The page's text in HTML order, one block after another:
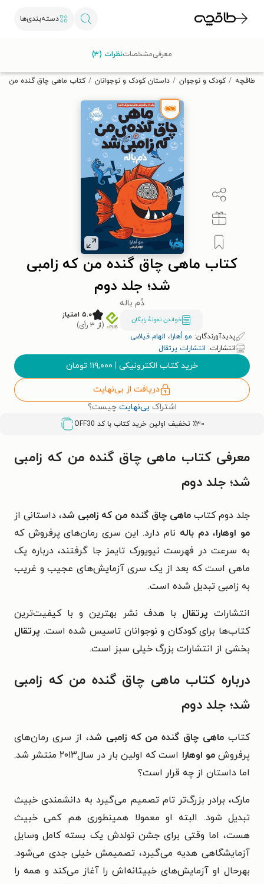
دسته‌بندی‌ها
تخفیف از طاقچه دریافت کن.
طاقچه کودک و نوجوان داستان کودک و نوجوانان کتاب ماهی چاق گنده من
کتاب ماهی چاق گنده من که زامبی
شد؛ جلد دوم
دُم‌ باله
خواندن نمونۀ رایگان
۵.۰ امتیاز
(از ۳ رأی)
پدیدآورندگان: مو اُهارا، الهام فیاضی
انتشارات: انتشارات پرتقال
خرید کتاب الکترونیکی | ۱۱۹,۰۰۰ تومان
دریافت از بی‌نهایت
اشتراک بی‌نهایت چیست؟
٪۳۰ تخفیف اولین خرید کتاب با کد OFF30
معرفیمشخصاتنظرات (۳)
معرفی کتاب ماهی چاق گنده من که زامبی
شد؛ جلد دوم
جلد دوم کتابماهی چاق گنده من که زامبی شد، داستانی از
مو اوهارا، دم باله نام دارد. این سری رمان‌های پرفروش که
به سرعت در فهرست نیویورک تایمز جا گرفتند، درباره یک
ماهی است که بعد از یک سری آزمایش‌های عجیب و غریب
به زامبی تبدیل شده است.
انتشارات پرتقال با هدف نشر بهترین و با کیفیت‌ترین
کتاب‌ها برای کودکان و نوجوانان تاسیس شده است. پرتقال
بخشی از انتشارات بزرگ خیلی سبز است.
درباره کتاب ماهی چاق گنده من که زامبی
شد؛ جلد دوم
کتابماهی چاق گنده‌ من که زامبی شد، از سری رمان‌های
پرفروشمو اوهارا
است که اولین بار در سال۲۰۱۳ منتشر شد.
اما داستان از چه قرار است؟
مارک، برادر بزرگ‌تر تام تصمیم می‌گیرد به دانشمندی خبیث
تبدیل شود. البته او معمولا همینطوری هم کمی خبیث
هست، اما وقتی برای جشن تولدش یک بسته کامل وسایل
آزمایشگاهی هدیه می‌گیرد، تصمیمش خیلی جدی می‌شود.
بهرحال او آزمایش‌های خبیثانه‌اش را آغاز می‌کند و همه را